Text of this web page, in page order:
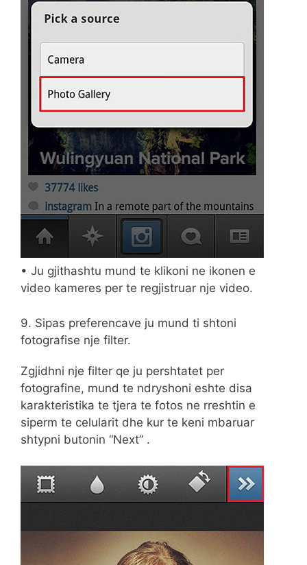
• Ju gjithashtu mund te klikoni ne ikonen e
video kameres per te regjistruar nje video.
9. Sipas preferencave ju mund ti shtoni
fotografise nje filter.
Zgjidhni nje filter qe ju pershtatet per
fotografine, mund te ndryshoni eshte disa
karakteristika te tjera te fotos ne rreshtin e
siperm te celularit dhe kur te keni mbaruar
shtypni butonin “Next” .